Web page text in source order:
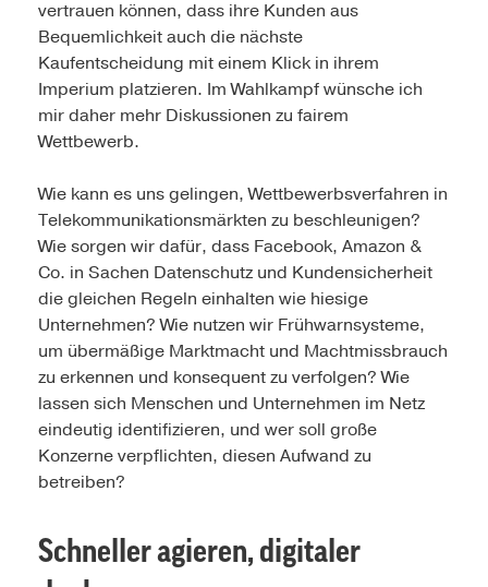
vertrauen können, dass ihre Kunden aus
Bequemlichkeit auch die nächste
Kaufentscheidung mit einem Klick in ihrem
Imperium platzieren. Im Wahlkampf wünsche ich
mir daher mehr Diskussionen zu fairem
Wettbewerb.
Wie kann es uns gelingen, Wettbewerbsverfahren in
Telekommunikationsmärkten zu beschleunigen?
Wie sorgen wir dafür, dass Facebook, Amazon &
Co. in Sachen Datenschutz und Kundensicherheit
die gleichen Regeln einhalten wie hiesige
Unternehmen? Wie nutzen wir Frühwarnsysteme,
um übermäßige Marktmacht und Machtmissbrauch
zu erkennen und konsequent zu verfolgen? Wie
lassen sich Menschen und Unternehmen im Netz
eindeutig identifizieren, und wer soll große
Konzerne verpflichten, diesen Aufwand zu
betreiben?
Schneller agieren, digitaler